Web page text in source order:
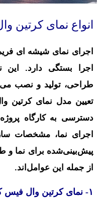
انواع نمای کرتین
اجرای نمای شیشه ای
اجرا بستگی دارد.
طراحی، تولید و نصب
تعیین مدل نمای کرتین
دسترسی به کارگاه
اجرای نما، مشخصات
پیش‌بینی‌شده برای نما و
از جمله این عوامل‌اند.
۱- نمای کرتین وال فیس کپ ( face cap )